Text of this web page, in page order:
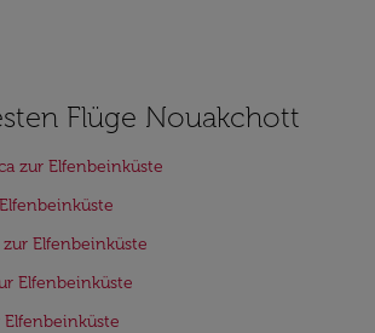
Flüge Nouakchott
zur Elfenbeinküste
Elfenbeinküste
Elfenbeinküste